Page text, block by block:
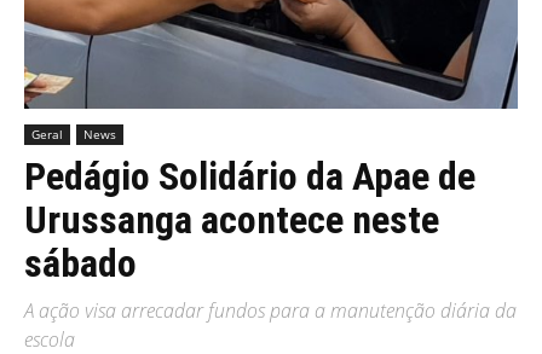
Geral News
Pedágio Solidário da Apae de
Urussanga acontece neste
sábado
A ação visa arrecadar fundos para a manutenção diária da
escola